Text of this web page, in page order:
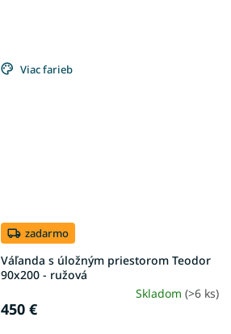
Viac farieb
zadarmo
Váľanda s úložným priestorom Teodor
90x200 - ružová
Skladom(>6 ks)
450 €